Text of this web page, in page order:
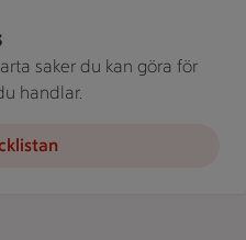
saker du kan göra för
handlar.